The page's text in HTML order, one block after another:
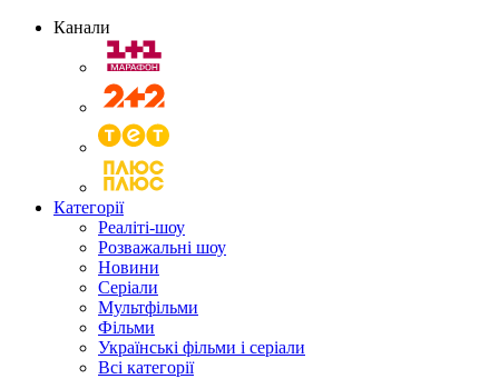
Канали
Категорії
Реаліті-шоу
Розважальні шоу
Новини
Серіали
Мультфільми
Фільми
Українські фільми і серіали
Всі категорії